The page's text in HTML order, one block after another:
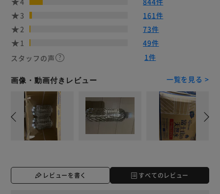
3
161件
2
73件
1
49件
スタッフの声
1件
画像・動画付きレビュー 一覧を見る >
レビューを書く すべてのレビュー